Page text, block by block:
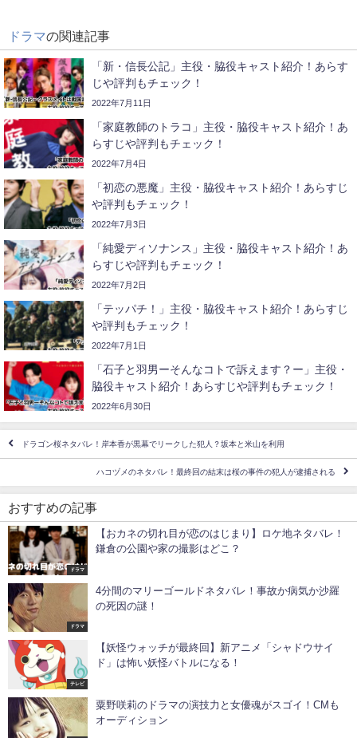
ドラマの関連記事
「新・信長公記」主役・脇役キャスト紹介！あらす
じや評判もチェック！
2022年7月11日
「家庭教師のトラコ」主役・脇役キャスト紹介！あ
らすじや評判もチェック！
2022年7月4日
「初恋の悪魔」主役・脇役キャスト紹介！あらすじ
や評判もチェック！
2022年7月3日
「純愛ディソナンス」主役・脇役キャスト紹介！あ
らすじや評判もチェック！
2022年7月2日
「テッパチ！」主役・脇役キャスト紹介！あらすじ
や評判もチェック！
2022年7月1日
「石子と羽男ーそんなコトで訴えます？ー」主役・
脇役キャスト紹介！あらすじや評判もチェック！
2022年6月30日
ドラゴン桜ネタバレ！岸本香が黒幕でリークした犯人？坂本と米山を利用
ハコヅメのネタバレ！最終回の結末は桜の事件の犯人が逮捕される
おすすめの記事
ドラマ
【おカネの切れ目が恋のはじまり】ロケ地ネタバレ！
鎌倉の公園や家の撮影はどこ？
ドラマ
4分間のマリーゴールドネタバレ！事故か病気か沙羅
の死因の謎！
テレビ
【妖怪ウォッチが最終回】新アニメ「シャドウサイ
ド」は怖い妖怪バトルになる！
粟野咲莉のドラマの演技力と女優魂がスゴイ！CMも
オーディション